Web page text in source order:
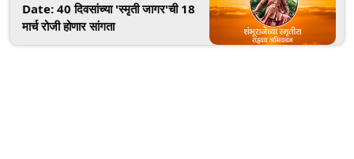
Date: 40 दिवसांच्या 'स्मृती जागर'ची 18
मार्च रोजी होणार सांगता